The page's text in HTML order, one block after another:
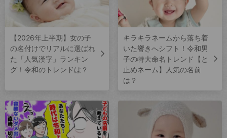
【2026年上半期】女の子
の名付けでリアルに選ばれ
た「人気漢字」ランキン
グ！令和のトレンドは？
キラキラネームから落ち着
いた響きへシフト！令和男
子の特大命名トレンド【と
止めネーム】人気の名前
は？